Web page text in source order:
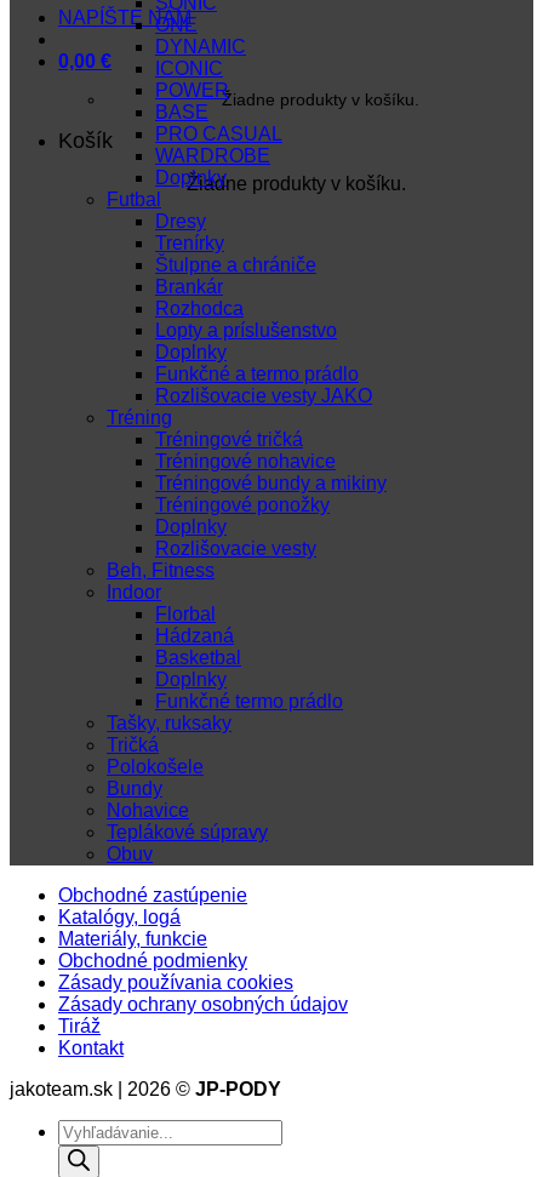
NAPÍŠTE NÁM
0,00 €
Žiadne produkty v košíku.
Košík
Žiadne produkty v košíku.
ONE
DYNAMIC
ICONIC
POWER
BASE
PRO CASUAL
WARDROBE
Doplnky
Futbal
Dresy
Trenírky
Štulpne a chrániče
Brankár
Rozhodca
Lopty a príslušenstvo
Doplnky
Funkčné a termo prádlo
Rozlišovacie vesty JAKO
Tréning
Tréningové tričká
Tréningové nohavice
Tréningové bundy a mikiny
Tréningové ponožky
Doplnky
Rozlišovacie vesty
Beh, Fitness
Indoor
Florbal
Hádzaná
Basketbal
Doplnky
Funkčné termo prádlo
Tašky, ruksaky
Tričká
Polokošele
Bundy
Nohavice
Teplákové súpravy
Obuv
Obchodné zastúpenie
Katalógy, logá
Materiály, funkcie
Obchodné podmienky
Zásady používania cookies
Zásady ochrany osobných údajov
Tiráž
Kontakt
jakoteam.sk | 2026 © JP-PODY
Products
search